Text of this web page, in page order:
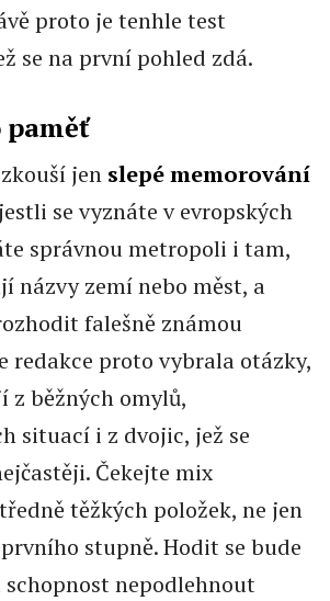
proto je tenhle test
se na první pohled zdá.
paměť
jen slepé memorování
se vyznáte v evropských
správnou metropoli i tam,
názvy zemí nebo měst, a
falešně známou
redakce proto vybrala otázky,
z běžných omylů,
situací i z dvojic, jež se
Čekejte mix
těžkých položek, ne jen
stupně. Hodit se bude
nepodlehnout